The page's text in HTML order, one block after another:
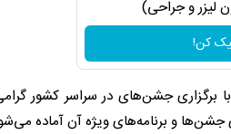
لیزر و جراحی)
کن!
جشن‌های در سراسر کشور
جشن‌ها و برنامه‌های ویژه آن آماده